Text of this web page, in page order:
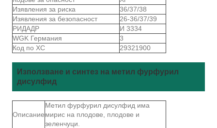
Изявления за риска
36/37/38
Изявления за безопасност
26-36/37/39
РИДАДР
И 3334
WGK Германия
3
Код по ХС
29321900
Използване и синтез на метил фурфурил
дисулфид
Описание
Метил фурфурил дисулфид има
мирис на плодове, плодове и
зеленчуци.